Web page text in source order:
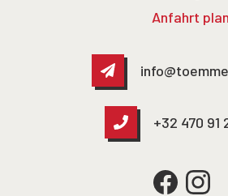
Anfahrt
+32 470 91